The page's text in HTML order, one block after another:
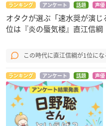
ランキング アンケート 話題 声優
オタクが選ぶ「速水奨が演
位は『炎の蜃気楼』直江信綱
この時代に直江信綱が1位に
ランキング アンケート 話題 声優